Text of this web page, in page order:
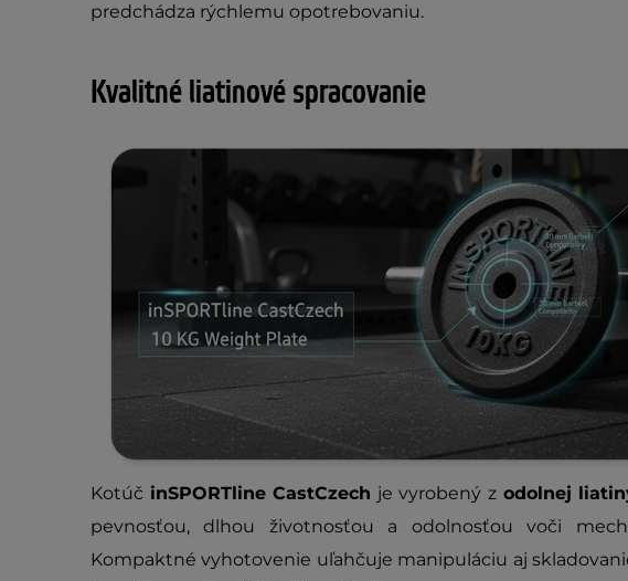
predchádza rýchlemu opotrebovaniu.
Kvalitné liatinové spracovanie
Kotúč inSPORTline CastCzech je vyrobený z odolnej
pevnosťou, dlhou životnosťou a odolnosťou voči
Kompaktné vyhotovenie uľahčuje manipuláciu aj